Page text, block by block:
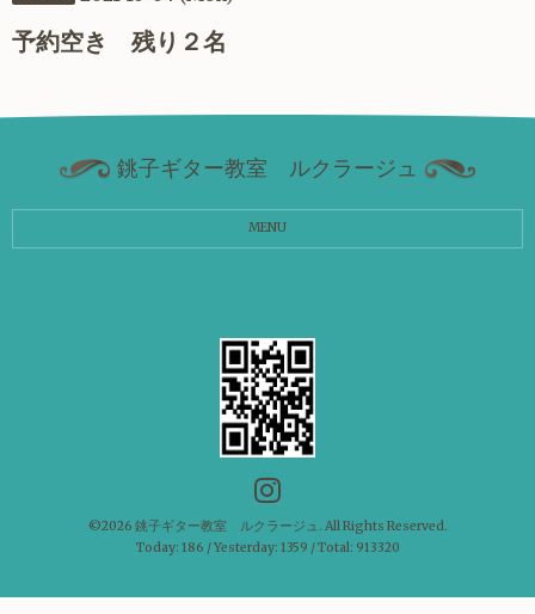
予約空き 残り２名
銚子ギター教室 ルクラージュ
MENU
©2026 銚子ギター教室 ルクラージュ . All Rights Reserved.
Today: 186 / Yesterday: 1359 / Total: 913320